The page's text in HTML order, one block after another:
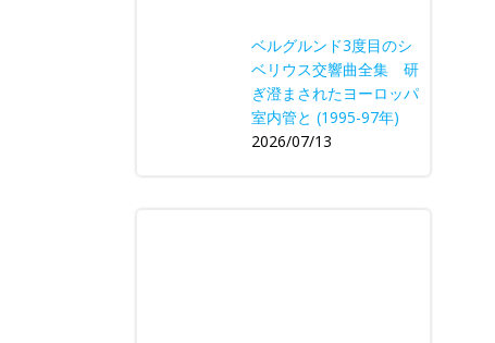
ベルグルンド3度目のシ
ベリウス交響曲全集 研
ぎ澄まされたヨーロッパ
室内管と (1995-97年)
2026/07/13